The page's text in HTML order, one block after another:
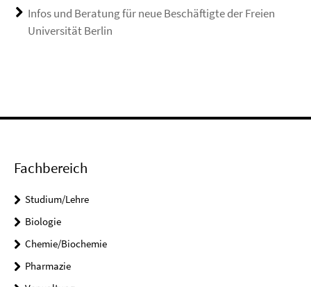
Infos und Beratung für neue Beschäftigte der Freien
Universität Berlin
Fachbereich
Studium/Lehre
Biologie
Chemie/Biochemie
Pharmazie